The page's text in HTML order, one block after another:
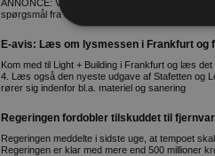
ANNONCE: Valget af palleløfter er ikke svært,
spørgsmål fra start.
E-avis: Læs om lysmessen i Frankfurt og
Kom med til Light + Building i Frankfurt og læs
4. Læs også den nyeste udgave af Stafetten og
rører sig indenfor bl.a. materiel og sanering
Regeringen fordobler tilskuddet til
Regeringen meddelte i sidste uge, at tempoet
Regeringen er klar med mere end 500 millioner